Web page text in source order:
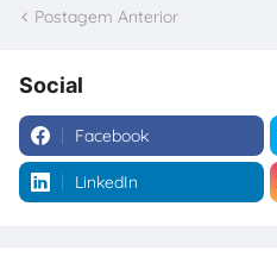
Postagem Anterior
Social
Facebook
LinkedIn